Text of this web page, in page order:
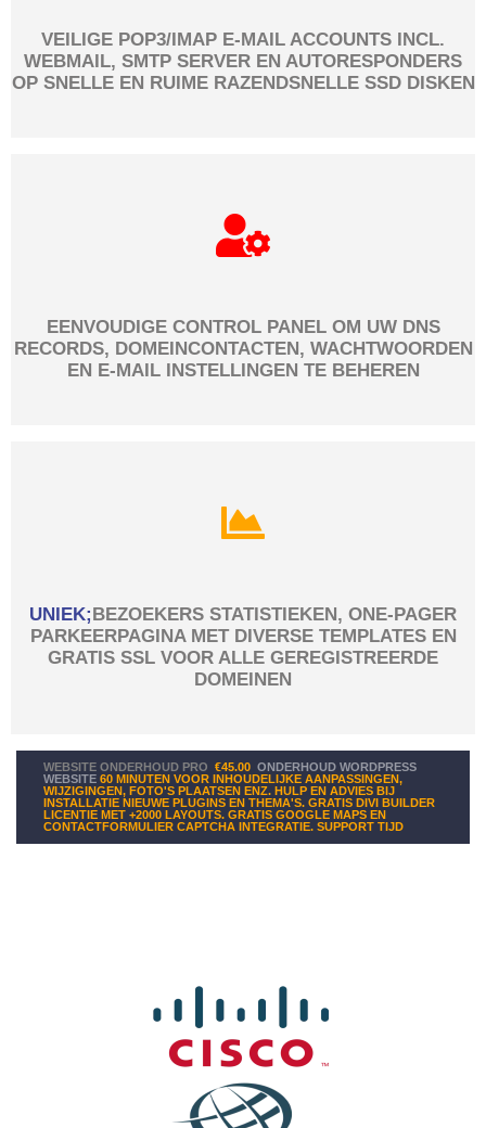
VEILIGE POP3/IMAP E-MAIL ACCOUNTS INCL.
WEBMAIL, SMTP SERVER EN AUTORESPONDERS
OP SNELLE EN RUIME RAZENDSNELLE SSD DISKEN
EENVOUDIGE CONTROL PANEL OM UW DNS
RECORDS, DOMEINCONTACTEN, WACHTWOORDEN
EN E-MAIL INSTELLINGEN TE BEHEREN
UNIEK;BEZOEKERS STATISTIEKEN, ONE-PAGER
PARKEERPAGINA MET DIVERSE TEMPLATES EN
GRATIS SSL VOOR ALLE GEREGISTREERDE
DOMEINEN
WEBSITE ONDERHOUD PRO €45.00 ONDERHOUD WORDPRESS
WEBSITE 60 MINUTEN VOOR INHOUDELIJKE AANPASSINGEN,
WIJZIGINGEN, FOTO'S PLAATSEN ENZ. HULP EN ADVIES BIJ
INSTALLATIE NIEUWE PLUGINS EN THEMA'S. GRATIS DIVI BUILDER
LICENTIE MET +2000 LAYOUTS. GRATIS GOOGLE MAPS EN
CONTACTFORMULIER CAPTCHA INTEGRATIE. SUPPORT TIJD